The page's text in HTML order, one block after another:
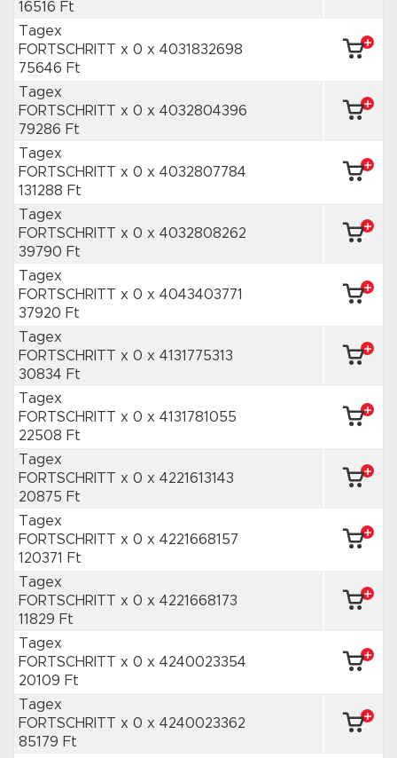
16516 Ft
Tagex
FORTSCHRITT x 0 x 4031832698
75646 Ft
Tagex
FORTSCHRITT x 0 x 4032804396
79286 Ft
Tagex
FORTSCHRITT x 0 x 4032807784
131288 Ft
Tagex
FORTSCHRITT x 0 x 4032808262
39790 Ft
Tagex
FORTSCHRITT x 0 x 4043403771
37920 Ft
Tagex
FORTSCHRITT x 0 x 4131775313
30834 Ft
Tagex
FORTSCHRITT x 0 x 4131781055
22508 Ft
Tagex
FORTSCHRITT x 0 x 4221613143
20875 Ft
Tagex
FORTSCHRITT x 0 x 4221668157
120371 Ft
Tagex
FORTSCHRITT x 0 x 4221668173
11829 Ft
Tagex
FORTSCHRITT x 0 x 4240023354
20109 Ft
Tagex
FORTSCHRITT x 0 x 4240023362
85179 Ft